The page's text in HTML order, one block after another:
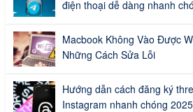
điện thoại dễ dàng nhanh
Macbook Không Vào Được
Những Cách Sửa Lỗi
Hướng dẫn cách đăng ký
Instagram nhanh chóng 2025